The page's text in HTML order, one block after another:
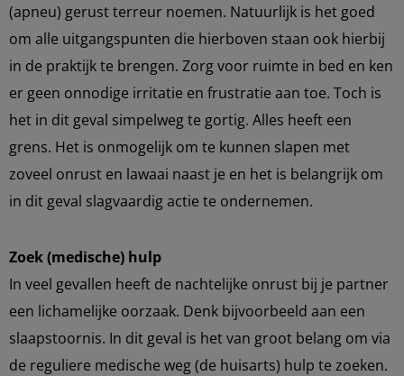
(apneu) gerust terreur noemen. Natuurlijk is het goed
om alle uitgangspunten die hierboven staan ook hierbij
in de praktijk te brengen. Zorg voor ruimte in bed en ken
er geen onnodige irritatie en frustratie aan toe. Toch is
het in dit geval simpelweg te gortig. Alles heeft een
grens. Het is onmogelijk om te kunnen slapen met
zoveel onrust en lawaai naast je en het is belangrijk om
in dit geval slagvaardig actie te ondernemen.
Zoek (medische) hulp
In veel gevallen heeft de nachtelijke onrust bij je partner
een lichamelijke oorzaak. Denk bijvoorbeeld aan een
slaapstoornis. In dit geval is het van groot belang om via
de reguliere medische weg (de huisarts) hulp te zoeken.